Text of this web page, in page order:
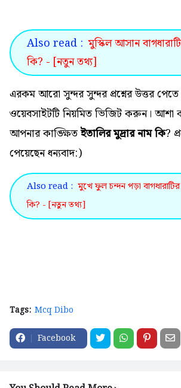
Also read : মুস্কিল আসান
কি? - [নতুন তথ্য]
এরকম আরো সুন্দর সুন্দর প্রশ্নের উত্তর
ওয়েবসাইটটি নিয়মিত ভিজিট করুন। আশা
আপনার কাঙ্ক্ষিতইতালির মুদ্রার নাম কি?
পেয়েছেন ধন্যবাদ:)
Also read : মুখে ফুল চন্দন পড়া
কি? - [নতুন তথ্য]
Tags: Mcq Dibo
Facebook